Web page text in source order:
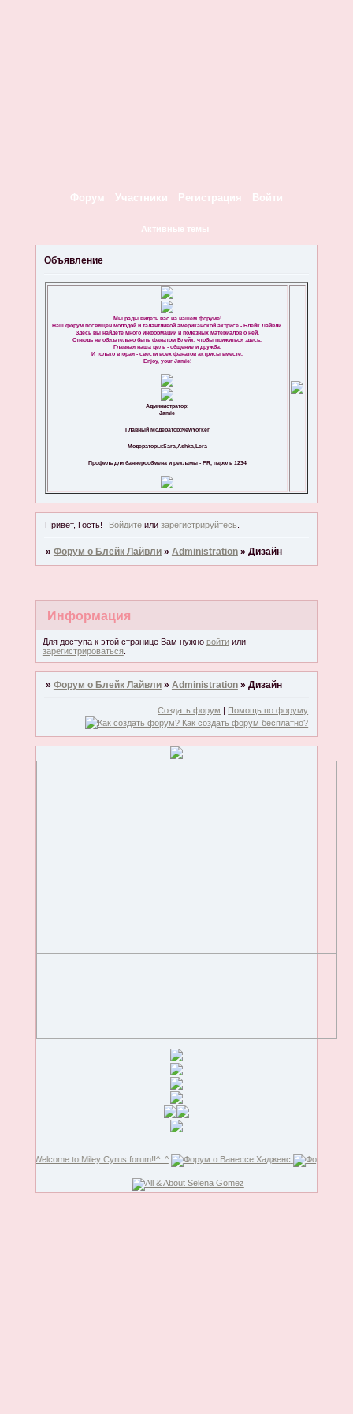
Форум Участники Регистрация Войти
Активные темы
Объявление
Мы рады видеть вас на нашем форуме!
Наш форум посвящен молодой и талантливой американской актрисе - Блейк Лайвли.
Здесь вы найдете много информации и полезных материалов о ней.
Отнюдь не обязательно быть фанатом Блейк, чтобы прижиться здесь.
Главная наша цель - общение и дружба.
И только вторая - свести всех фанатов актрисы вместе.
Enjoy, your Jamie!
Администратор:
Jamie
Главный Модератор:NewYorker
Модераторы:Sara,Ashka,Lera
Профиль для баннерообмена и рекламы - PR, пароль 1234
Привет, Гость! Войдите илизарегистрируйтесь
» Форум о Блейк Лайвли » Administration » Дизайн
Информация
Для доступа к этой странице Вам нужно войтиили
зарегистрироваться.
» Форум о Блейк Лайвли » Administration » Дизайн
Создать форум | Помощь по форуму